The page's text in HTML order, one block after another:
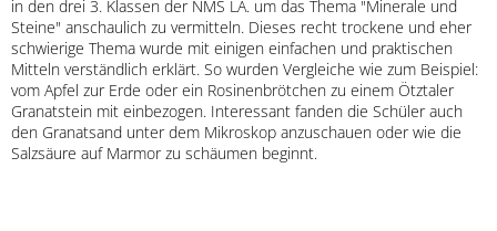
in den drei 3. Klassen der NMS LÄ. um das Thema "Minerale und
Steine" anschaulich zu vermitteln. Dieses recht trockene und eher
schwierige Thema wurde mit einigen einfachen und praktischen
Mitteln verständlich erklärt. So wurden Vergleiche wie zum Beispiel:
vom Apfel zur Erde oder ein Rosinenbrötchen zu einem Ötztaler
Granatstein mit einbezogen. Interessant fanden die Schüler auch
den Granatsand unter dem Mikroskop anzuschauen oder wie die
Salzsäure auf Marmor zu schäumen beginnt.